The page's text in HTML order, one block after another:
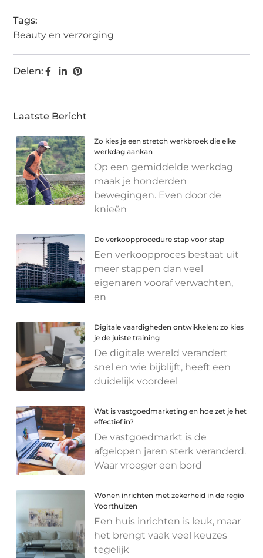
Tags:
Beauty en verzorging
Delen:
Laatste Bericht
Zo kies je een stretch werkbroek die elke
werkdag aankan
Op een gemiddelde werkdag
maak je honderden
bewegingen. Even door de
knieën
De verkoopprocedure stap voor stap
Een verkoopproces bestaat uit
meer stappen dan veel
eigenaren vooraf verwachten,
en
Digitale vaardigheden ontwikkelen: zo kies
je de juiste training
De digitale wereld verandert
snel en wie bijblijft, heeft een
duidelijk voordeel
Wat is vastgoedmarketing en hoe zet je het
effectief in?
De vastgoedmarkt is de
afgelopen jaren sterk veranderd.
Waar vroeger een bord
Wonen inrichten met zekerheid in de regio
Voorthuizen
Een huis inrichten is leuk, maar
het brengt vaak veel keuzes
tegelijk